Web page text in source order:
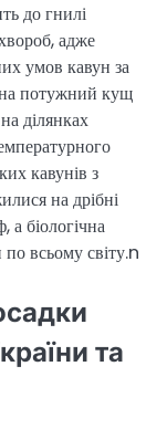
до гнилі
адже
умов кавун за
на потужний кущ
ділянках
кавунів з
на дрібні
біологічна
всьому світу.n
та